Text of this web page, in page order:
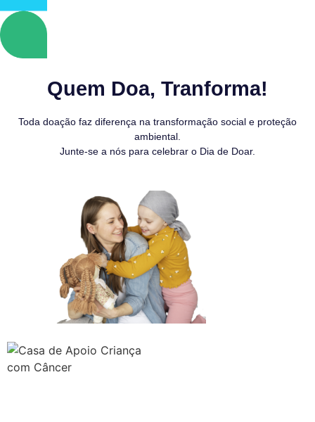
Quem Doa, Tranforma!
Toda doação faz diferença na transformação social e proteção
ambiental.
Junte-se a nós para celebrar o Dia de Doar.